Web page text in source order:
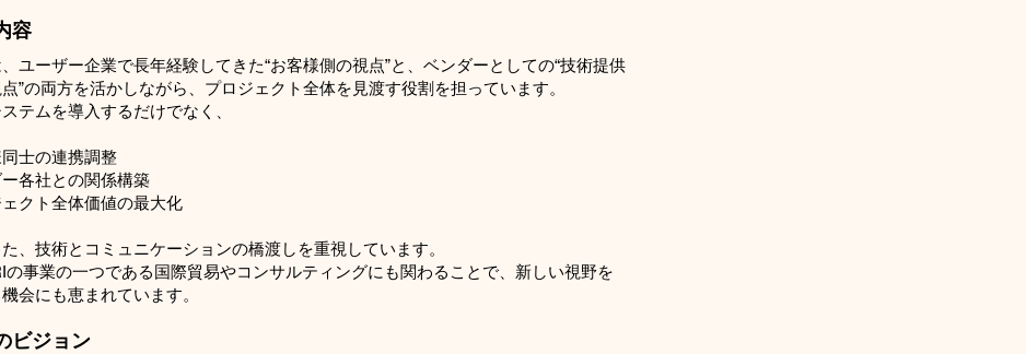
容
ユーザー企業で長年経験してきた“お客様側の視点”と、ベンダーとしての“技術提供
”の両方を活かしながら、プロジェクト全体を見渡す役割を担っています。
テムを導入するだけでなく、
士の連携調整
各社との関係構築
クト全体価値の最大化
、技術とコミュニケーションの橋渡しを重視しています。
の事業の一つである国際貿易やコンサルティングにも関わることで、新しい視野を
会にも恵まれています。
ビジョン